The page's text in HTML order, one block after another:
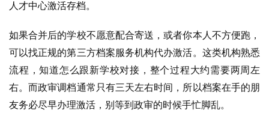
人才中心激活存档。
如果合并后的学校不愿意配合寄送，或者你本人不方便跑，
可以找正规的第三方档案服务机构代办激活。这类机构熟悉
流程，知道怎么跟新学校对接，整个过程大约需要两周左
右。而政审调档通常只有三天左右时间，所以档案在手的朋
友务必尽早办理激活，别等到政审的时候手忙脚乱。